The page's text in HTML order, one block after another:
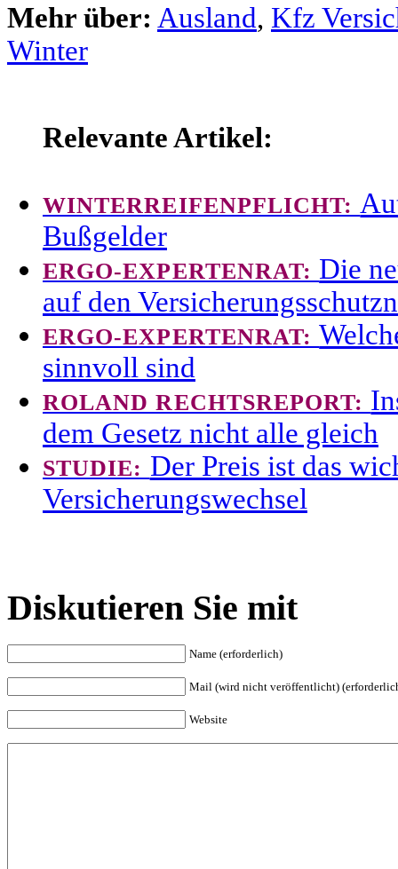
Mehr über: Ausland, Kfz
Winter
Relevante Artikel:
WINTERREIFENPFLICHT:
Bußgelder
ERGO-EXPERTENRAT: Die
auf den
ERGO-EXPERTENRAT:
sinnvoll sind
ROLAND RECHTSREPORT:
dem Gesetz nicht alle gleich
STUDIE: Der Preis ist das
Versicherungswechsel
Diskutieren Sie mit
Name (erforderlich)
Mail (wird nicht veröffentlicht)
Website